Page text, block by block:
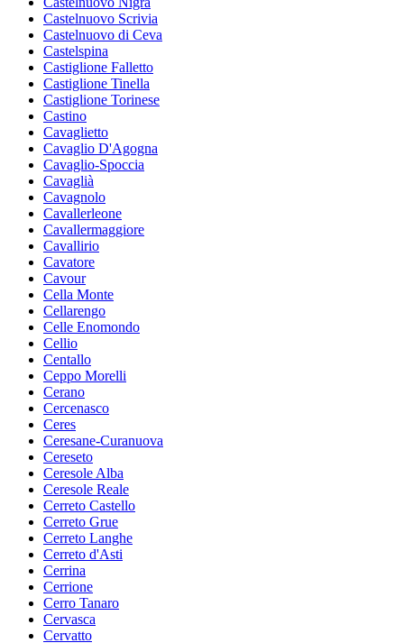
Castelnuovo Scrivia
Castelnuovo di Ceva
Castelspina
Castiglione Falletto
Castiglione Tinella
Castiglione Torinese
Castino
Cavaglietto
Cavaglio D'Agogna
Cavaglio-Spoccia
Cavaglià
Cavagnolo
Cavallerleone
Cavallermaggiore
Cavallirio
Cavatore
Cavour
Cella Monte
Cellarengo
Celle Enomondo
Cellio
Centallo
Ceppo Morelli
Cerano
Cercenasco
Ceres
Ceresane-Curanuova
Cereseto
Ceresole Alba
Ceresole Reale
Cerreto Castello
Cerreto Grue
Cerreto Langhe
Cerreto d'Asti
Cerrina
Cerrione
Cerro Tanaro
Cervasca
Cervatto